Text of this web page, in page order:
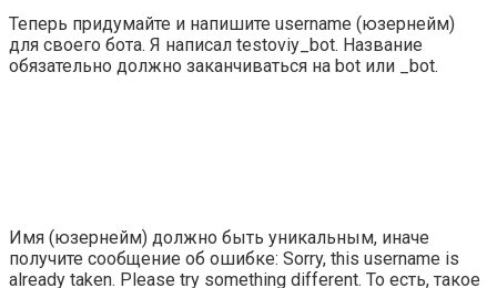
Теперь придумайте и напишите username (юзернейм)
для своего бота. Я написал testoviy_bot. Название
обязательно должно заканчиваться на bot или _bot.
Имя (юзернейм) должно быть уникальным, иначе
получите сообщение об ошибке: Sorry, this username is
already taken. Please try something different. То есть, такое